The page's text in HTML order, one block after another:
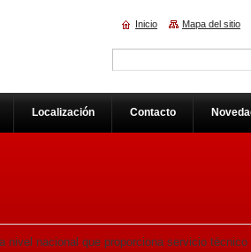
nivel nacional que proporciona servicio
Localización Contacto
Inicio Mapa del sitio